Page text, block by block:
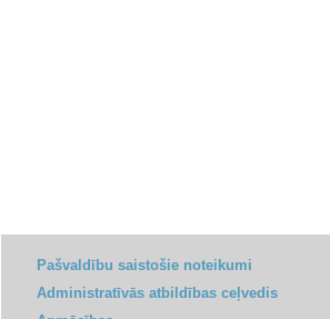
Pašvaldību saistošie noteikumi
Administratīvās atbildības ceļvedis